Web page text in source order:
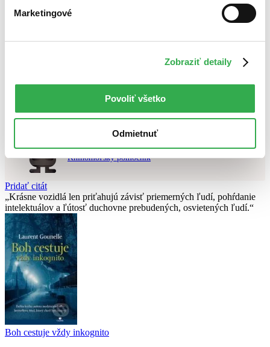
Marketingové
Zobraziť detaily
Povoliť všetko
Odmietnuť
Najvyššia zľava
Chcete poradiť knihu?
Knihomoľský pomocník
Pridať citát
Krásne vozidlá len priťahujú závisť priemerných ľudí, pohŕdanie
intelektuálov a ľútosť duchovne prebudených, osvietených ľudí.
Boh cestuje vždy inkognito